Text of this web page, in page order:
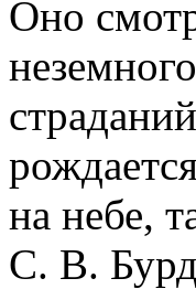
Оно
на небе,
С. В.